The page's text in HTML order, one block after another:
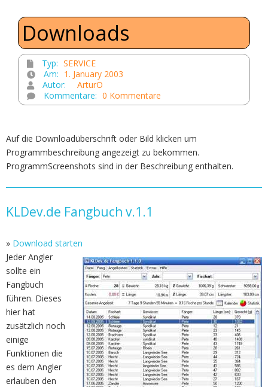
Downloads
Typ: SERVICE
Am: 1. January 2003
Autor:
ArturO
Kommentare: 0 Kommentare
Auf die Downloadüberschrift oder Bild klicken um
Programmbeschreibung angezeigt zu bekommen.
ProgrammScreenshots sind in der Beschreibung enthalten.
KLDev.de Fangbuch v.1.1
» Download starten
Jeder Angler
sollte ein
Fangbuch
führen. Dieses
hier hat
zusätzlich noch
einige
Funktionen die
es dem Angler
erlauben den